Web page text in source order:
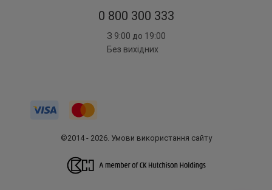
0 800 300 333
З 9:00 до 19:00
Без вихідних
©2014 - 2026. Умови використання сайту